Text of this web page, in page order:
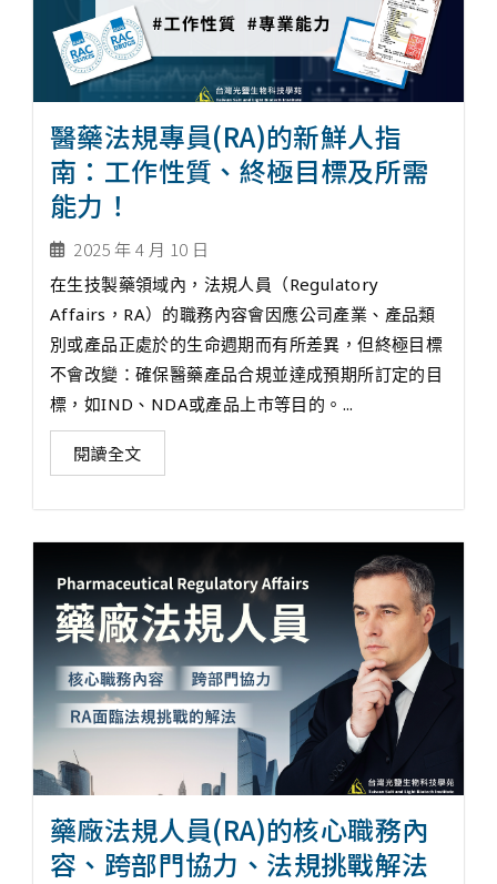
醫藥法規專員(RA)的新鮮人指
南：工作性質、終極目標及所需
能力！
2025 年 4 月 10 日
在生技製藥領域內，法規人員（Regulatory
Affairs，RA）的職務內容會因應公司產業、產品類
別或產品正處於的生命週期而有所差異，但終極目標
不會改變：確保醫藥產品合規並達成預期所訂定的目
標，如IND、NDA或產品上市等目的。...
閱讀全文
藥廠法規人員(RA)的核心職務內
容、跨部門協力、法規挑戰解法